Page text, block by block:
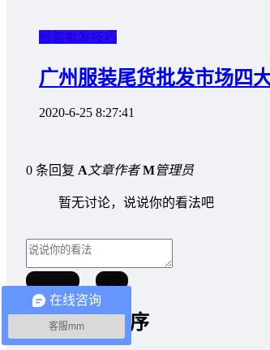
服装批发技巧
广州服装尾货批发市场四
2020-6-25 8:27:41
0 条回复 A文章作者 M管理员
暂无讨论，说说你的看法吧
微信小程序
在线咨询
客服mm